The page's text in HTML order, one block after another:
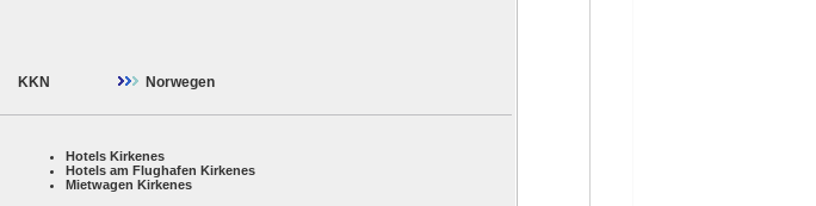
KKN Norwegen
Hotels Kirkenes
Hotels am Flughafen Kirkenes
Mietwagen Kirkenes